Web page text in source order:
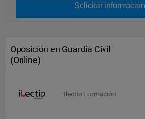
Solicitar información
Oposición en Guardia Civil
(Online)
Ilectio Formación